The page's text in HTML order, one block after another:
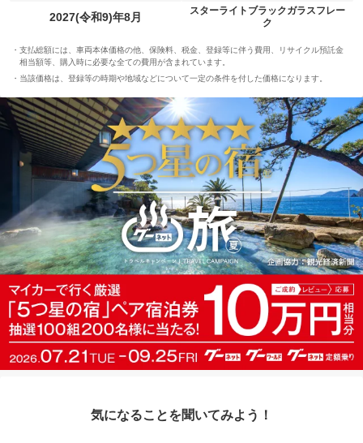
2027(令和9)年8月
スターライトブラックガラスフレー
ク
支払総額には、車両本体価格の他、保険料、税金、登録等に伴う費用、リサイクル預託金
相当額等、購入時に必要な全ての費用が含まれています。
当該価格は、登録等の時期や地域などについて一定の条件を付した価格になります。
気になることを聞いてみよう！